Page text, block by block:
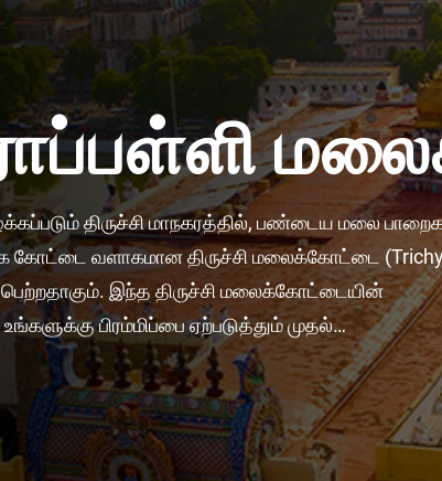
திருச்சி மாநகரத்தில், பண்டைய மலை
கோட்டை வளாகமான திருச்சி மலைக்கோட்டை
பெற்றதாகும். இந்த திருச்சி மலைக்கோட்டையின்
பிரம்மிப்பை ஏற்படுத்தும் முதல்…